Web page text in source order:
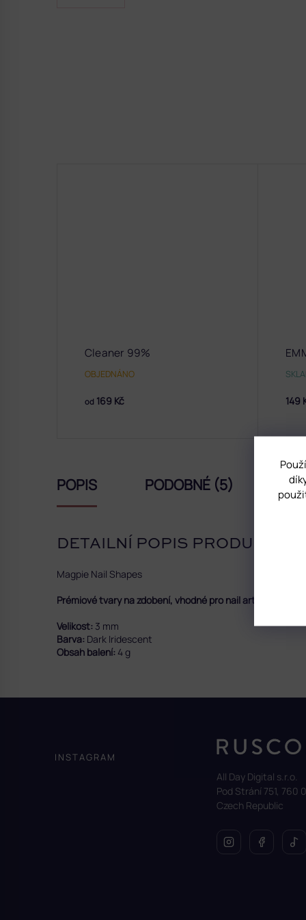
Cleaner 99%
OBJEDNÁNO
od 169 Kč 149
POPIS PODOBNÉ (5)
DETAILNÍ POPIS PRODUKTU
Magpie Nail Shapes
Prémiové tvary na zdobení, vhodné pro nail art.
Velikost: 3 mm
Barva: Dark Iridescent
Obsah balení: 4 g
t
INSTAGRAM
All Day Digital s.r.o.
Pod Strání 751, 760
Czech Republic